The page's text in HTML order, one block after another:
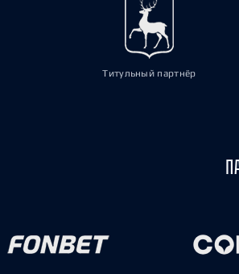
Титульный партнёр